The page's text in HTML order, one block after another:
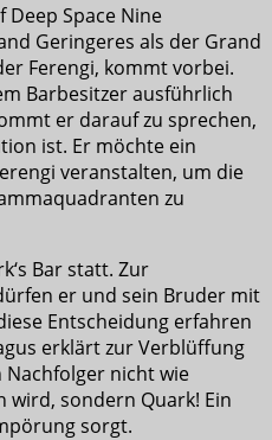
Deep Space Nine
Geringeres als der Grand
Ferengi, kommt vorbei.
Barbesitzer ausführlich
er darauf zu sprechen,
ist. Er möchte ein
veranstalten, um die
zu
Bar statt. Zur
er und sein Bruder mit
Entscheidung erfahren
erklärt zur Verblüffung
Nachfolger nicht wie
wird, sondern Quark! Ein
sorgt.